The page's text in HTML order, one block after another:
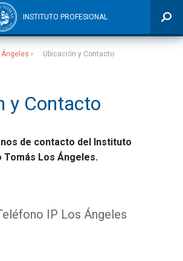
INSTITUTO PROFESIONAL
Ángeles Ubicación y Contacto
y Contacto
de contacto del Instituto
Los Ángeles.
IP Los Ángeles